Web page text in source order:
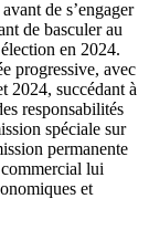
de s’engager
de basculer au
en 2024.
progressive, avec
2024, succédant à
responsabilités
spéciale sur
permanente
lui
et